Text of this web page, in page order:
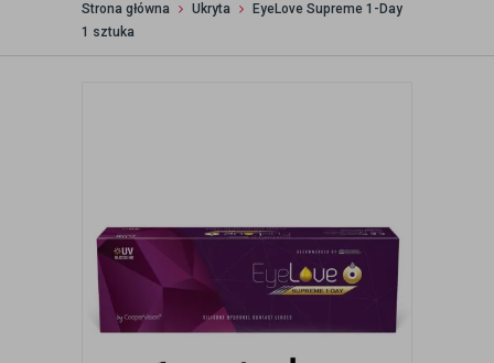
Strona główna Ukryta
EyeLove Supreme 1-Day
1 sztuka